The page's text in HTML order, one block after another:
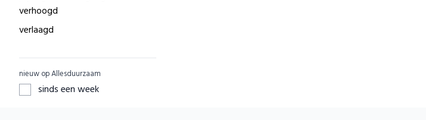
Nature's Gift
Dille & Kamille
ZO Schoon
Yarrah
ACE
ADUH
AGAZI
verhoogd
verlaagd
nieuw op Allesduurzaam
sinds een week